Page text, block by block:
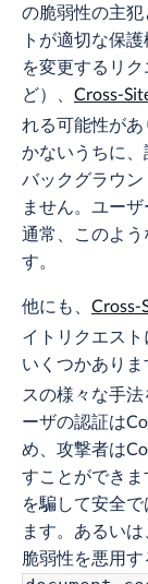
の脆弱性の主
トが適切な保
を変更するリ
ど）、 Cross-
れる可能性が
かないうちに、
バックグラウ
ません。ユー
通常、このよ
す。
他にも、 Cross-
イトリクエス
いくつかありま
スの様々な手
ーザの認証は
め、攻撃者は
すことができ
を騙して安全
ます。あるい
脆弱性を悪用